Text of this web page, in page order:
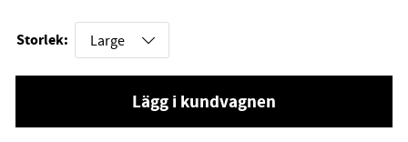
Storlek:
Lägg i kundvagnen